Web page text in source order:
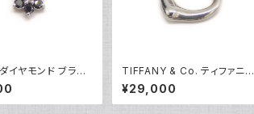
イヤモンド ブラッ
ラワーデザイン ペ
ックレス 18金 ホ
ルド アズキチェー
TIFFANY & Co. ティファニー
エレサペレッティ オープンハ
ート 1Pダイヤ ペンダント ネッ
クレス シルバー925 アズキチ
¥29,000